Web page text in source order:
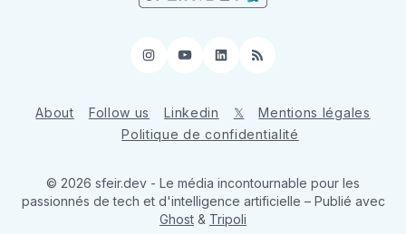
Instagram
YouTubeLinkedIn
RSS
About Follow us Linkedin 𝕏
Mentions légales
Politique de confidentialité
© 2026 sfeir.dev - Le média incontournable pour les
passionnés de tech et d'intelligence artificielle – Publié avec
Ghost & Tripoli